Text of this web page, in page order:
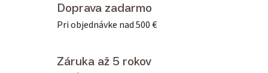
Doprava zadarmo
Pri objednávke nad 500 €
Záruka až 5 rokov